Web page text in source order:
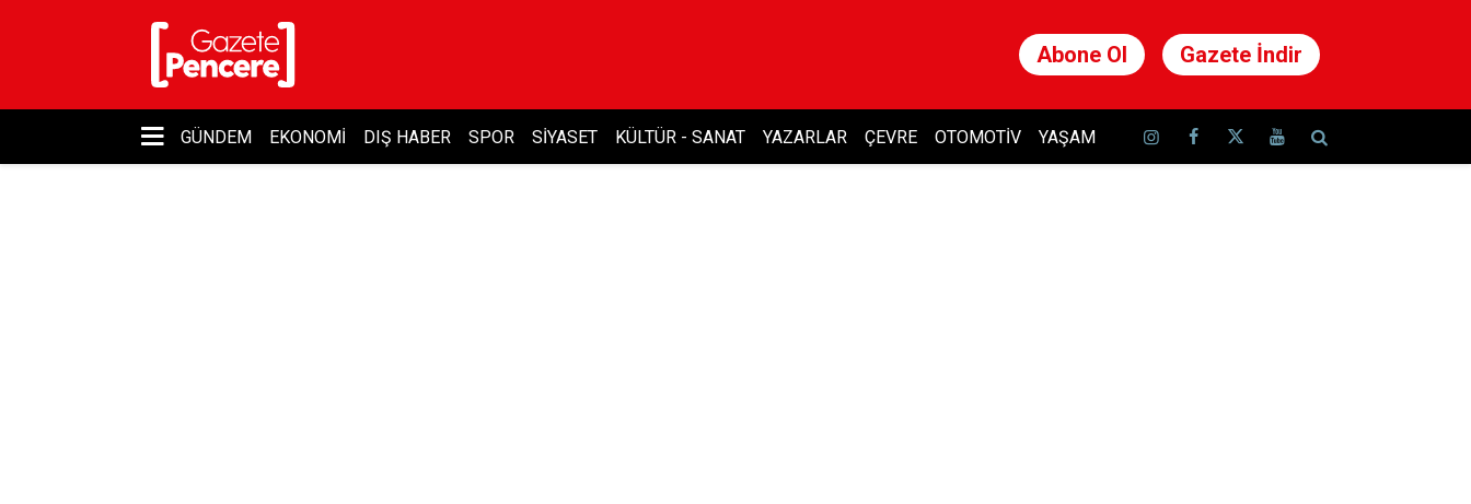
Abone Ol Gazete İndir
GÜNDEM EKONOMI DIŞ HABER SPOR SIYASET KÜLTÜR - SANAT YAZARLAR ÇEVRE OTOMOTIV YAŞAM